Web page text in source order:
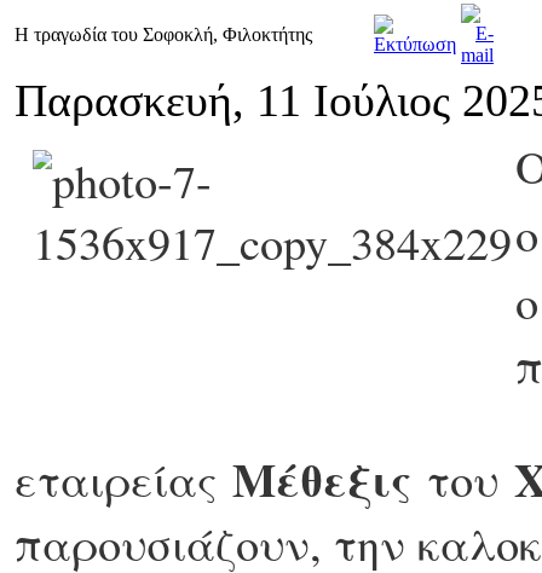
Η τραγωδία του Σοφοκλή, Φιλοκτήτης
Παρασκευή, 11 Ιούλιος
εταιρείας Μέθεξις του
παρουσιάζουν, την